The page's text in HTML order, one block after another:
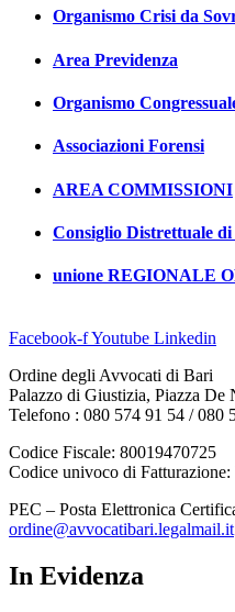
Organismo Crisi da
Area Previdenza
Organismo
Associazioni Forensi
AREA COMMISSIONI
Consiglio Distrettuale
unione REGIONALE
Facebook-fYoutube Linkedin
Ordine degli Avvocati di Bari
Palazzo di Giustizia, Piazza
Telefono : 080 574 91 54 / 080
Codice Fiscale: 80019470725
Codice univoco di
PEC – Posta Elettronica
ordine@avvocatibari.legalmail.it
In Evidenza